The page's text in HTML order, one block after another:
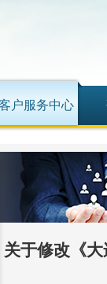
户服务中心
于修改《